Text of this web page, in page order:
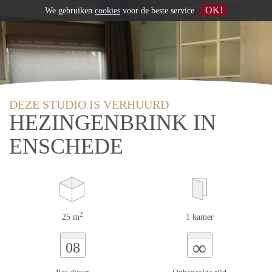
DEZE STUDIO IS VERHUURD
HEZINGENBRINK IN
ENSCHEDE
25 m2 1 kamer
08 ∞
We gebruiken cookies voor de beste service OK!